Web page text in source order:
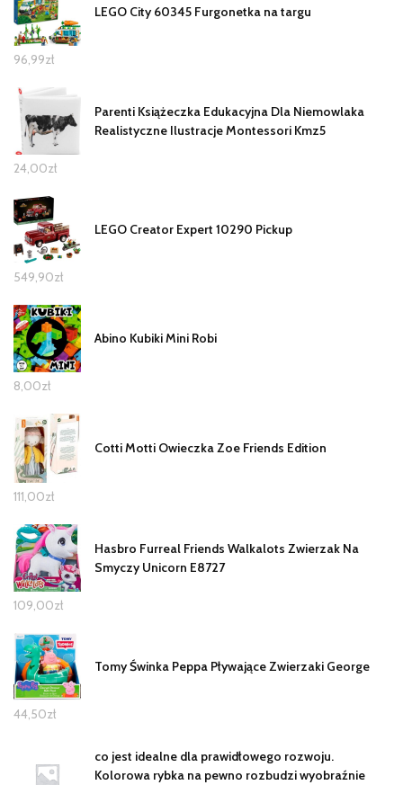
LEGO City 60345 Furgonetka na targu
96,99zł
Parenti Książeczka Edukacyjna Dla Niemowlaka
Realistyczne Ilustracje Montessori Kmz5
24,00zł
LEGO Creator Expert 10290 Pickup
549,90zł
Abino Kubiki Mini Robi
8,00zł
Cotti Motti Owieczka Zoe Friends Edition
111,00zł
Hasbro Furreal Friends Walkalots Zwierzak Na
Smyczy Unicorn E8727
109,00zł
Tomy Świnka Peppa Pływające Zwierzaki George
44,50zł
co jest idealne dla prawidłowego rozwoju.
Kolorowa rybka na pewno rozbudzi wyobraźnie